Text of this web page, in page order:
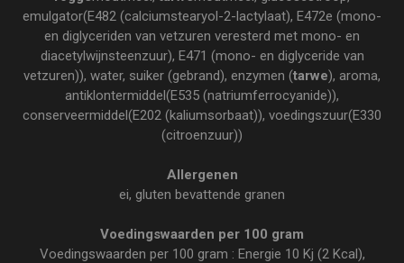
emulgator(E482 (calciumstearyol-2-lactylaat), E472e (mono-
en diglyceriden van vetzuren veresterd met mono- en
diacetylwijnsteenzuur), E471 (mono- en diglyceride van
vetzuren)), water, suiker (gebrand), enzymen (tarwe), aroma,
antiklontermiddel(E535 (natriumferrocyanide)),
conserveermiddel(E202 (kaliumsorbaat)), voedingszuur(E330
(citroenzuur))
Allergenen
ei, gluten bevattende granen
Voedingswaarden per 100 gram
Voedingswaarden per 100 gram : Energie 10 Kj (2 Kcal),